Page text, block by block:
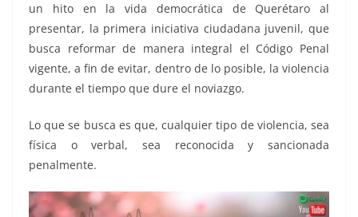
un hito en la vida democrática de Querétaro al
presentar, la primera iniciativa ciudadana juvenil, que
busca reformar de manera integral el Código Penal
vigente, a fin de evitar, dentro de lo posible, la violencia
durante el tiempo que dure el noviazgo.
Lo que se busca es que, cualquier tipo de violencia, sea
física o verbal, sea reconocida y sancionada
penalmente.